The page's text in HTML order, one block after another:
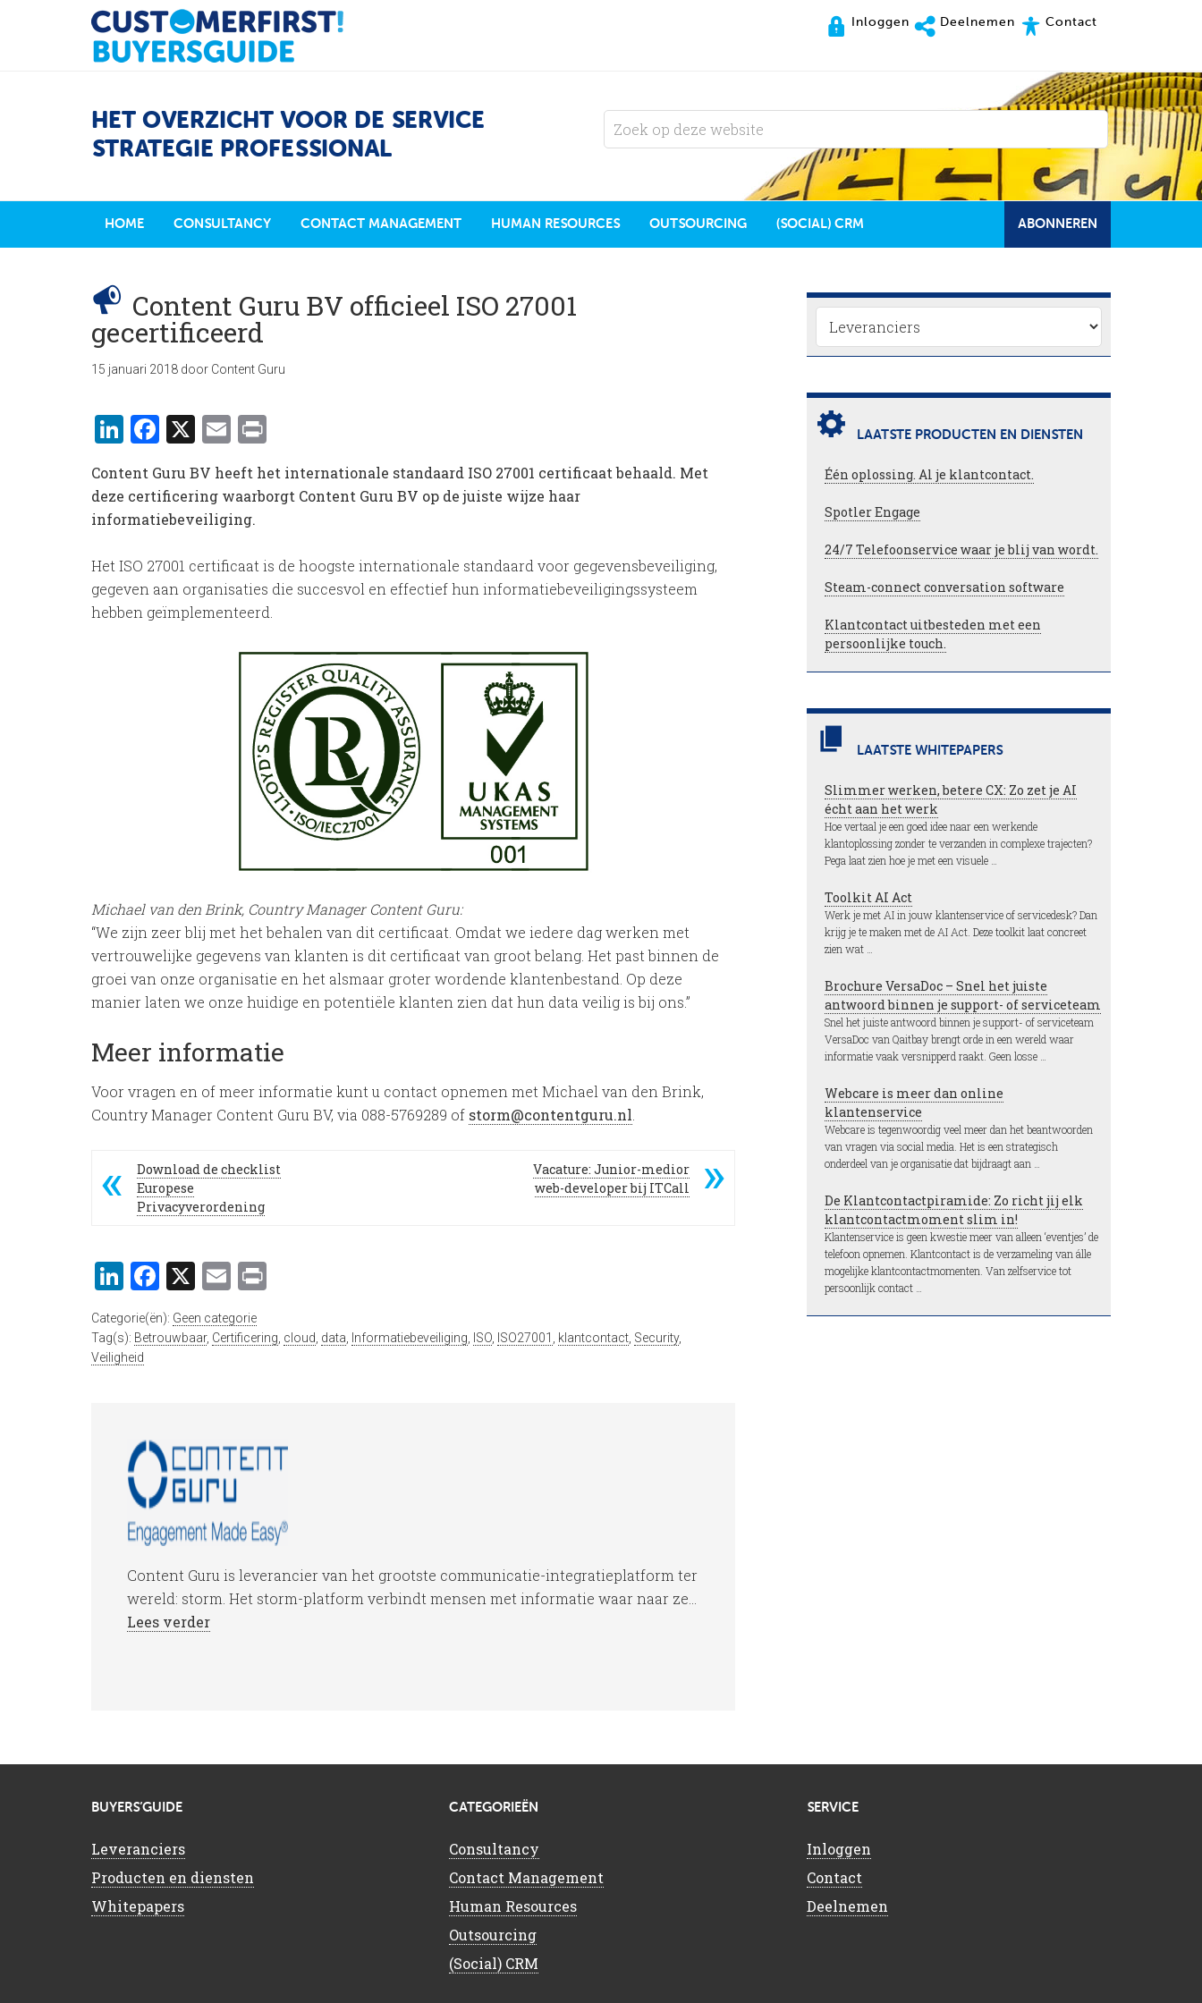
Inloggen Deelnemen Contact
HET OVERZICHT VOOR DE SERVICE
STRATEGIE PROFESSIONAL
HOME CONSULTANCY CONTACT MANAGEMENT HUMAN RESOURCES OUTSOURCING (SOCIAL) CRM ABONNEREN
Content Guru BV officieel ISO 27001
gecertificeerd
15 januari 2018 door Content Guru
LinkedIn
Facebook
X Email
Content Guru BV heeft het internationale standaard ISO 27001 certificaat behaald. Met
deze certificering waarborgt Content Guru BV op de juiste wijze haar
informatiebeveiliging.
Het ISO 27001 certificaat is de hoogste internationale standaard voor gegevensbeveiliging,
gegeven aan organisaties die succesvol en effectief hun informatiebeveiligingssysteem
hebben geïmplementeerd.
Michael van den Brink, Country Manager Content Guru:
“We zijn zeer blij met het behalen van dit certificaat. Omdat we iedere dag werken met
vertrouwelijke gegevens van klanten is dit certificaat van groot belang. Het past binnen de
groei van onze organisatie en het alsmaar groter wordende klantenbestand. Op deze
manier laten we onze huidige en potentiële klanten zien dat hun data veilig is bij ons.”
Meer informatie
Voor vragen en of meer informatie kunt u contact opnemen met Michael van den Brink,
Country Manager Content Guru BV, via 088-5769289 of storm@contentguru.nl
Download de checklist
Europese
Privacyverordening
Vacature: Junior-medior
web-developer bij ITCall
LinkedIn
Facebook
X Email
Categorie(ën): Geen categorie
Tag(s): Betrouwbaar, Certificering cloud data Informatiebeveiliging ISO ISO27001 klantcontact Security,
Veiligheid
Content Guru is leverancier van het grootste communicatie-integratieplatform ter
wereld: storm. Het storm-platform verbindt mensen met informatie waar naar ze...
Lees verder
LAATSTE PRODUCTEN EN DIENSTEN
Één oplossing. Al je klantcontact.
Spotler Engage
24/7 Telefoonservice waar je blij van wordt.
Steam-connect conversation software
Klantcontact uitbesteden met een
persoonlijke touch.
LAATSTE WHITEPAPERS
Slimmer werken, betere CX: Zo zet je AI
écht aan het werk
Hoe vertaal je een goed idee naar een werkende
klantoplossing zonder te verzanden in complexe trajecten?
Pega laat zien hoe je met een visuele …
Toolkit AI Act
Werk je met AI in jouw klantenservice of servicedesk? Dan
krijg je te maken met de AI Act. Deze toolkit laat concreet
zien wat …
Brochure VersaDoc – Snel het juiste
antwoord binnen je support- of serviceteam
Snel het juiste antwoord binnen je support- of serviceteam
VersaDoc van Qaitbay brengt orde in een wereld waar
informatie vaak versnipperd raakt. Geen losse …
Webcare is meer dan online
klantenservice
Webcare is tegenwoordig veel meer dan het beantwoorden
van vragen via social media. Het is een strategisch
onderdeel van je organisatie dat bijdraagt aan …
De Klantcontactpiramide: Zo richt jij elk
klantcontactmoment slim in!
Klantenservice is geen kwestie meer van alleen ‘eventjes’ de
telefoon opnemen. Klantcontact is de verzameling van álle
mogelijke klantcontactmomenten. Van zelfservice tot
persoonlijk contact …
BUYERS’GUIDE
Leveranciers
Producten en diensten
Whitepapers
CATEGORIEËN
Consultancy
Contact Management
Human Resources
Outsourcing
(Social) CRM
SERVICE
Inloggen
Contact
Deelnemen